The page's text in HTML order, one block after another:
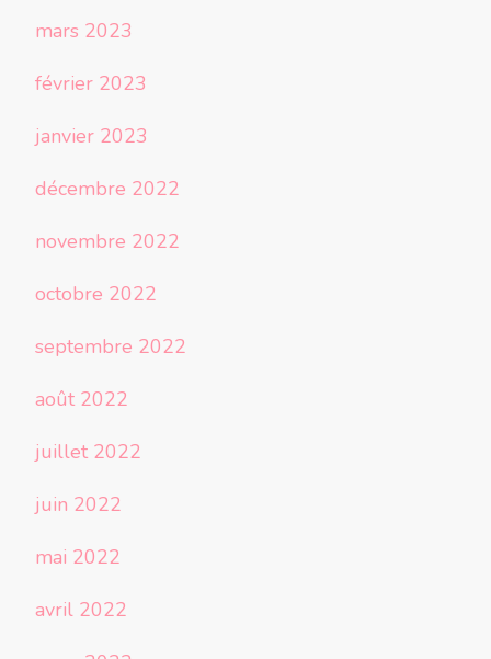
mars 2023
février 2023
janvier 2023
décembre 2022
novembre 2022
octobre 2022
septembre 2022
août 2022
juillet 2022
juin 2022
mai 2022
avril 2022